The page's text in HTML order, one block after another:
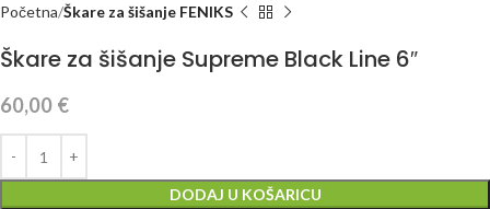
Početna Škare za šišanje FENIKS
Škare za šišanje Supreme Black Line 6″
60,00 €
DODAJ U KOŠARICU